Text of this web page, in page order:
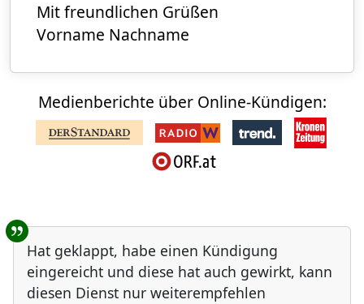
Mit freundlichen Grüßen
Vorname Nachname
Medienberichte über Online-Kündigen:
Benutzer-Rückmeldungen
Hat geklappt, habe einen Kündigung
eingereicht und diese hat auch gewirkt, kann
diesen Dienst nur weiterempfehlen